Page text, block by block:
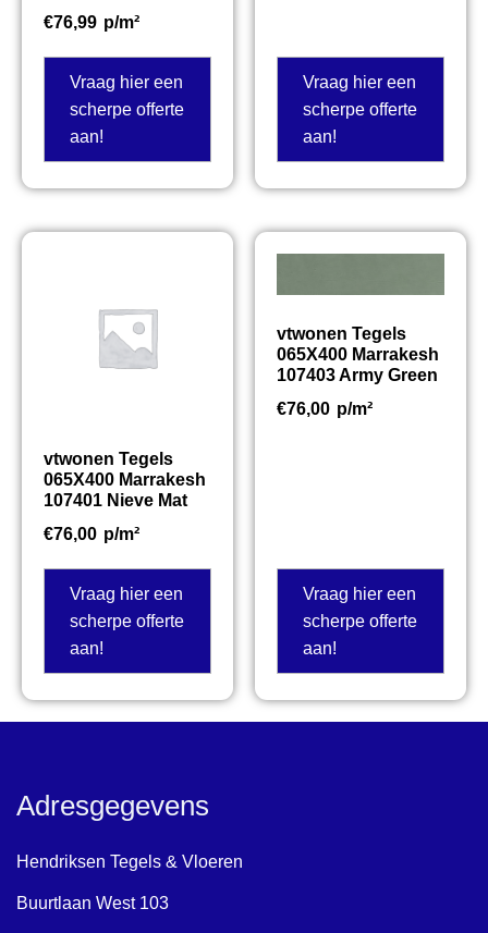
€76,99 p/m²
Vraag hier een
scherpe offerte
aan!
Vraag hier een
scherpe offerte
aan!
vtwonen Tegels
065X400 Marrakesh
107401 Nieve Mat
€76,00 p/m²
Vraag hier een
scherpe offerte
aan!
vtwonen Tegels
065X400 Marrakesh
107403 Army Green
€76,00 p/m²
Vraag hier een
scherpe offerte
aan!
Adresgegevens
Hendriksen Tegels & Vloeren
Buurtlaan West 103